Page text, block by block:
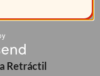
Retráctil